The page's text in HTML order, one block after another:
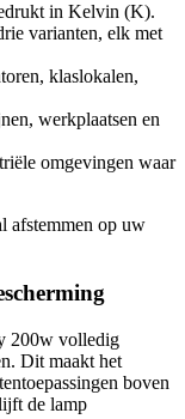
in Kelvin (K).
varianten, elk met
klaslokalen,
werkplaatsen en
omgevingen waar
afstemmen op uw
200w volledig
Dit maakt het
boven
de lamp